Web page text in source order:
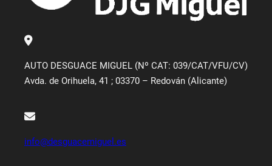
AUTO DESGUACE MIGUEL (Nº CAT: 039/CAT/VFU/CV)
Avda. de Orihuela, 41 ; 03370 – Redován (Alicante)
info@desguacemiguel.es